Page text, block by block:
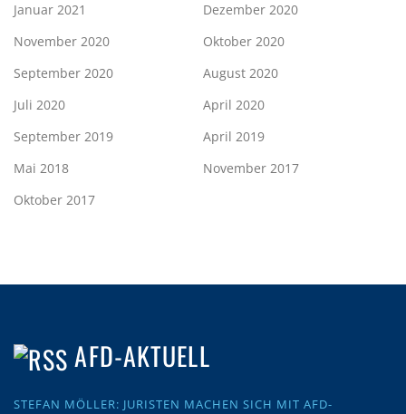
Januar 2021
Dezember 2020
November 2020
Oktober 2020
September 2020
August 2020
Juli 2020
April 2020
September 2019
April 2019
Mai 2018
November 2017
Oktober 2017
AFD-AKTUELL
STEFAN MÖLLER: JURISTEN MACHEN SICH MIT AFD-